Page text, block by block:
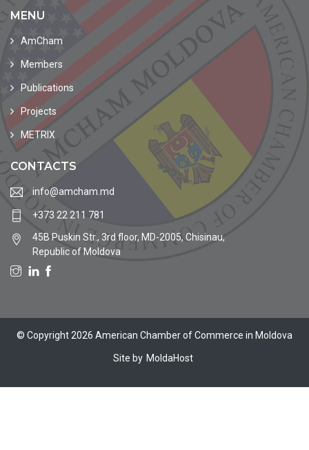
MENU
AmCham
Members
Publications
Projects
METRIX
CONTACTS
info@amcham.md
+373 22 211 781
45B Puskin Str., 3rd floor, MD-2005, Chisinau,
Republic of Moldova
© Copyright 2026 American Chamber of Commerce in Moldova
Site by MoldaHost